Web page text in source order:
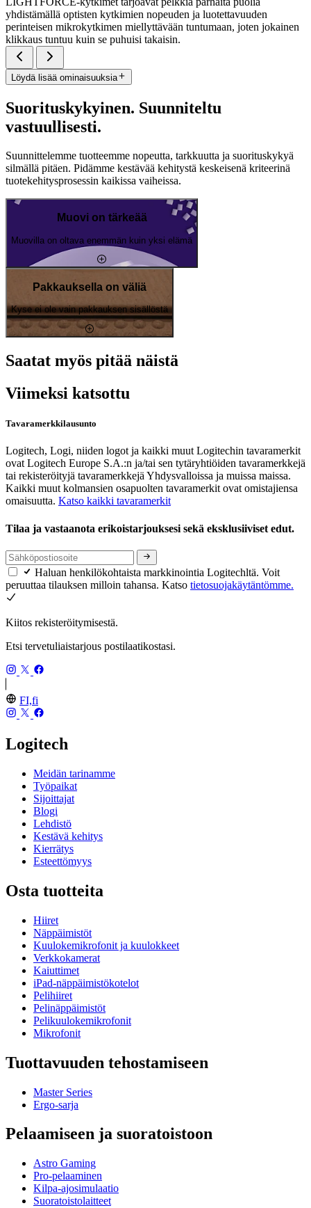
yhdistämällä optisten kytkimien nopeuden ja luotettavuuden
perinteisen mikrokytkimen miellyttävään tuntumaan, joten jokainen
klikkaus tuntuu kuin se puhuisi takaisin.
Löydä lisää ominaisuuksia
Suorituskykyinen. Suunniteltu
vastuullisesti.
Suunnittelemme tuotteemme nopeutta, tarkkuutta ja suorituskykyä
silmällä pitäen. Pidämme kestävää kehitystä keskeisenä kriteerinä
tuotekehitysprosessin kaikissa vaiheissa.
Muovi on tärkeää
Muovilla on oltava enemmän kuin yksi elämä
Pakkauksella on väliä
Kyse ei ole vain pakkauksen sisällöstä
Saatat myös pitää näistä
Viimeksi katsottu
Tavaramerkkilausunto
Logitech, Logi, niiden logot ja kaikki muut Logitechin tavaramerkit
ovat Logitech Europe S.A.:n ja/tai sen tytäryhtiöiden tavaramerkkejä
tai rekisteröityjä tavaramerkkejä Yhdysvalloissa ja muissa maissa.
Kaikki muut kolmansien osapuolten tavaramerkit ovat omistajiensa
omaisuutta. Katso kaikki tavaramerkit
Tilaa ja vastaanota erikoistarjouksesi sekä eksklusiiviset edut.
Haluan henkilökohtaista markkinointia Logitechltä. Voit
peruuttaa tilauksen milloin tahansa. Katso tietosuojakäytäntömme.
Kiitos rekisteröitymisestä.
Etsi tervetuliaistarjous postilaatikostasi.
FI,fi
Logitech
Meidän tarinamme
Työpaikat
Sijoittajat
Blogi
Lehdistö
Kestävä kehitys
Kierrätys
Esteettömyys
Osta tuotteita
Hiiret
Näppäimistöt
Kuulokemikrofonit ja kuulokkeet
Verkkokamerat
Kaiuttimet
iPad-näppäimistökotelot
Pelihiiret
Pelinäppäimistöt
Pelikuulokemikrofonit
Mikrofonit
Tuottavuuden tehostamiseen
Master Series
Ergo-sarja
Pelaamiseen ja suoratoistoon
Astro Gaming
Pro-pelaaminen
Kilpa-ajosimulaatio
Suoratoistolaitteet